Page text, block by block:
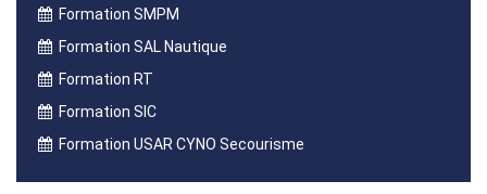
Formation SMPM
Formation SAL Nautique
Formation RT
Formation SIC
Formation USAR CYNO Secourisme